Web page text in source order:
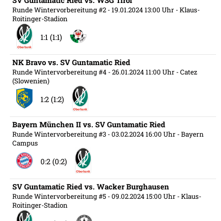
Runde Wintervorbereitung #2 - 19.01.2024 13:00 Uhr - Klaus-
Roitinger-Stadion
1:1 (1:1)
NK Bravo vs. SV Guntamatic Ried
Runde Wintervorbereitung #4 - 26.01.2024 11:00 Uhr - Catez
(Slowenien)
1:2 (1:2)
Bayern München II vs. SV Guntamatic Ried
Runde Wintervorbereitung #3 - 03.02.2024 16:00 Uhr - Bayern
Campus
0:2 (0:2)
SV Guntamatic Ried vs. Wacker Burghausen
Runde Wintervorbereitung #5 - 09.02.2024 15:00 Uhr - Klaus-
Roitinger-Stadion